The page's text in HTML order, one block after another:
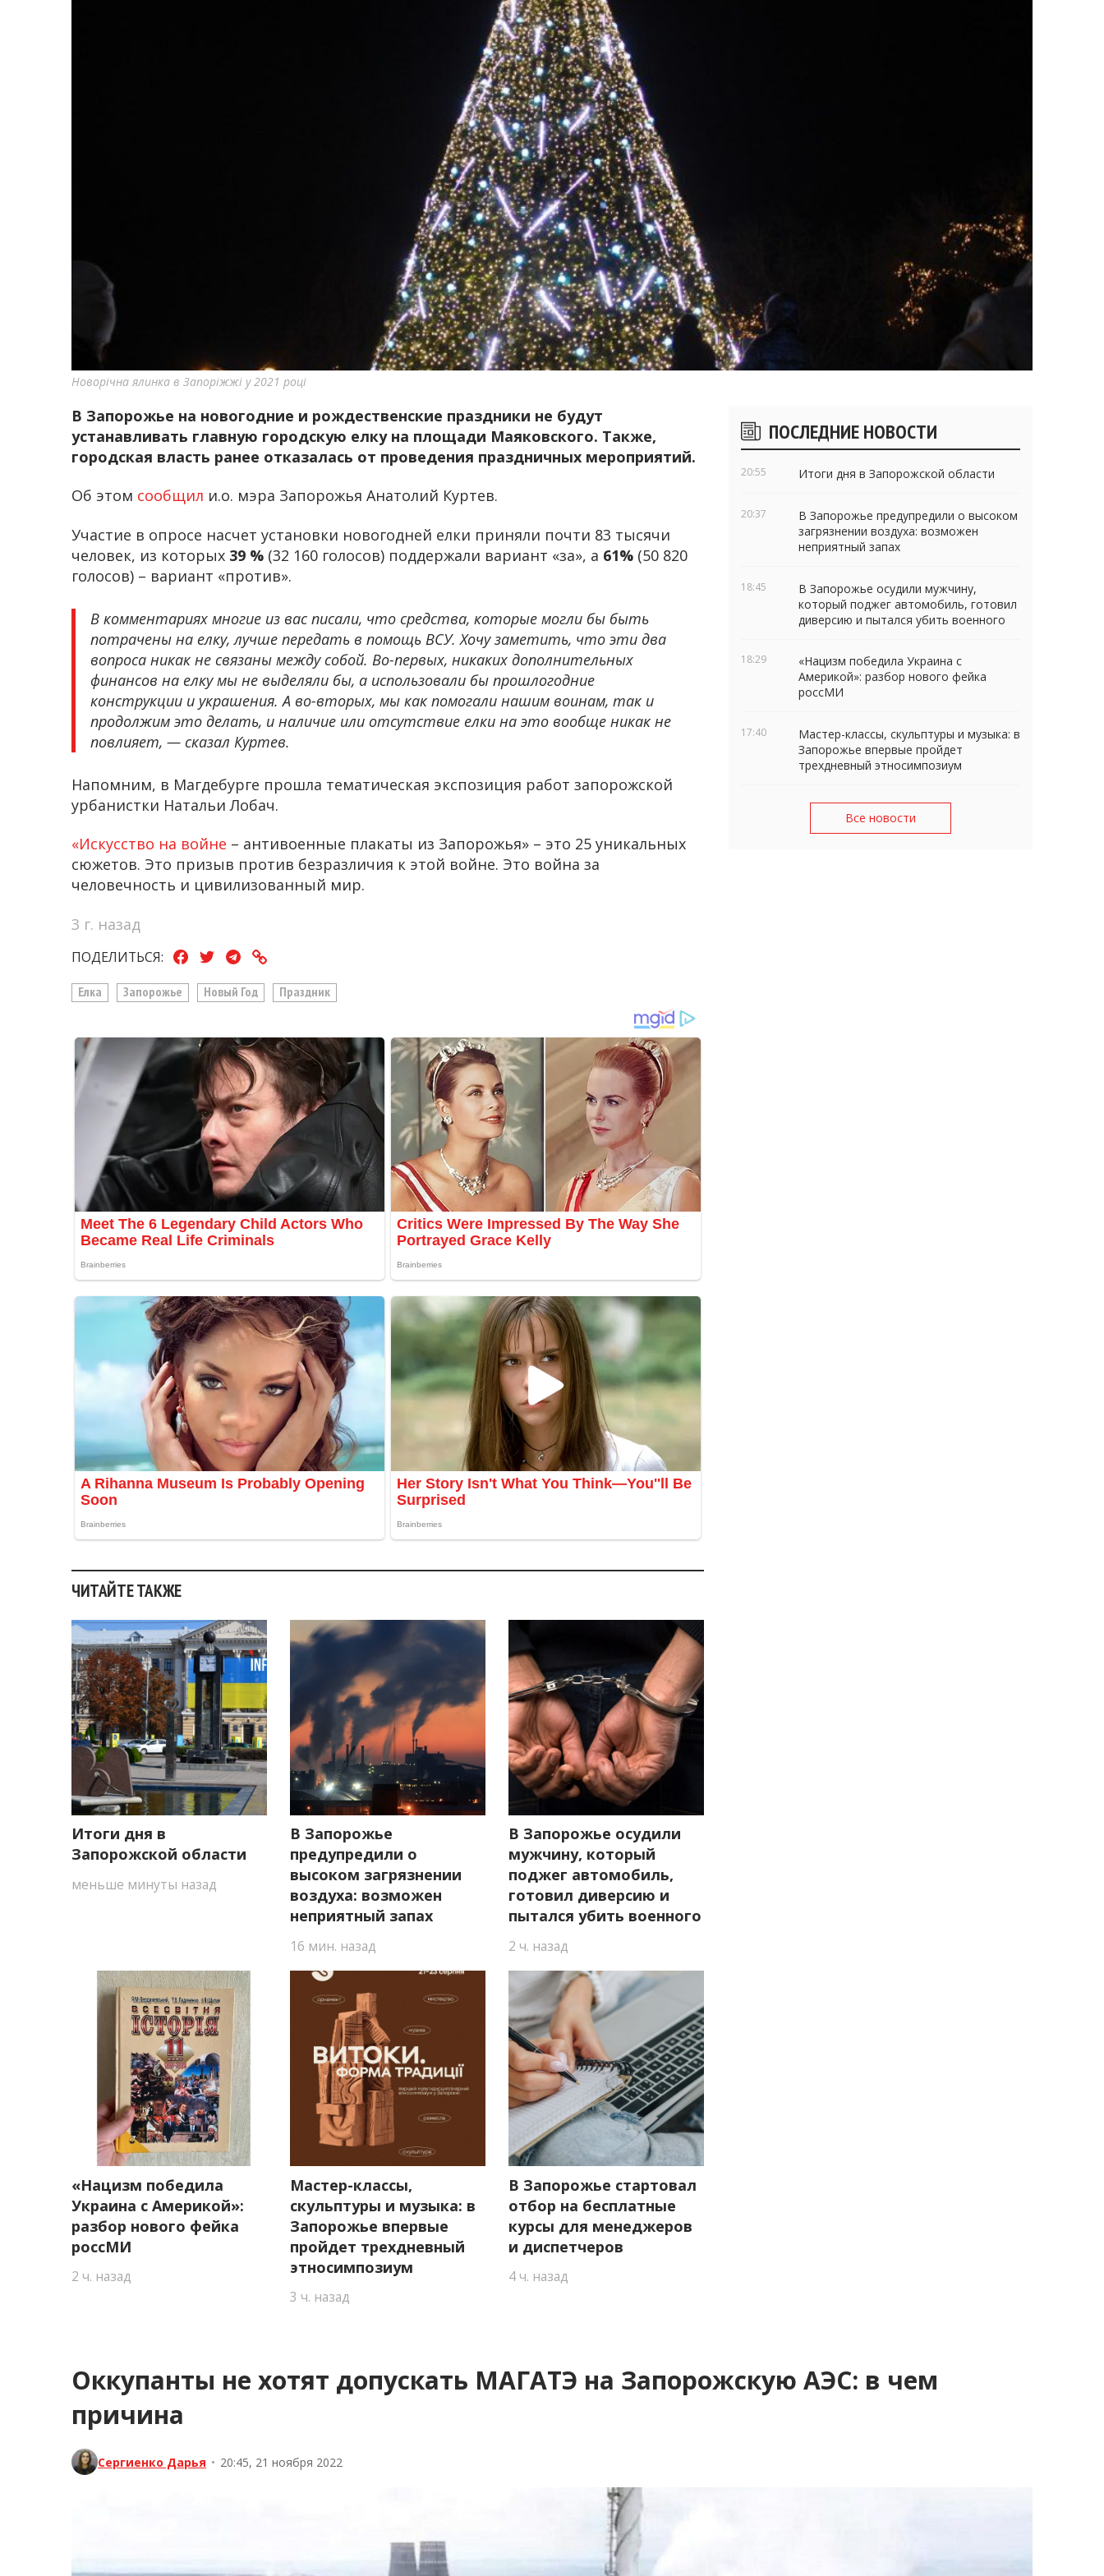
Новорічна ялинка в Запоріжжі у 2021 році
В Запорожье на новогодние и рождественские праздники не будут
устанавливать главную городскую елку на площади Маяковского. Также,
городская власть ранее отказалась от проведения праздничных мероприятий.
Об этом сообщил и.о. мэра Запорожья Анатолий Куртев.
Участие в опросе насчет установки новогодней елки приняли почти 83 тысячи
человек, из которых 39 % (32 160 голосов) поддержали вариант «за», а 61% (50 820
голосов) – вариант «против».
В комментариях многие из вас писали, что средства, которые могли бы быть
потрачены на елку, лучше передать в помощь ВСУ. Хочу заметить, что эти два
вопроса никак не связаны между собой. Во-первых, никаких дополнительных
финансов на елку мы не выделяли бы, а использовали бы прошлогодние
конструкции и украшения. А во-вторых, мы как помогали нашим воинам, так и
продолжим это делать, и наличие или отсутствие елки на это вообще никак не
повлияет, — сказал Куртев.
Напомним, в Магдебурге прошла тематическая экспозиция работ запорожской
урбанистки Натальи Лобач.
«Искусство на войне – антивоенные плакаты из Запорожья» – это 25 уникальных
сюжетов. Это призыв против безразличия к этой войне. Это война за
человечность и цивилизованный мир.
3 г. назад
ПОДЕЛИТЬСЯ:
Елка Запорожье Новый Год Праздник
ЧИТАЙТЕ ТАКЖЕ
Итоги дня в
Запорожской области
меньше минуты назад
В Запорожье
предупредили о
высоком загрязнении
воздуха: возможен
неприятный запах
16 мин. назад
В Запорожье осудили
мужчину, который
поджег автомобиль,
готовил диверсию и
пытался убить военного
2 ч. назад
«Нацизм победила
Украина с Америкой»:
разбор нового фейка
россМИ
2 ч. назад
Мастер-классы,
скульптуры и музыка: в
Запорожье впервые
пройдет трехдневный
этносимпозиум
3 ч. назад
В Запорожье стартовал
отбор на бесплатные
курсы для менеджеров
и диспетчеров
4 ч. назад
Боковые
виджеты
ПОСЛЕДНИЕ НОВОСТИ
20:55 Итоги дня в Запорожской области
20:37
В Запорожье предупредили о высоком
загрязнении воздуха: возможен
неприятный запах
18:45
В Запорожье осудили мужчину,
который поджег автомобиль, готовил
диверсию и пытался убить военного
18:29
«Нацизм победила Украина с
Америкой»: разбор нового фейка
россМИ
17:40
Мастер-классы, скульптуры и музыка: в
Запорожье впервые пройдет
трехдневный этносимпозиум
Все новости
Оккупанты не хотят допускать МАГАТЭ на Запорожскую АЭС: в чем
причина
Сергиенко Дарья • 20:45, 21 ноября 2022